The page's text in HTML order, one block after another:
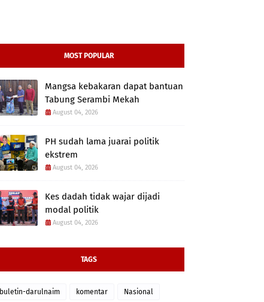
MOST POPULAR
Mangsa kebakaran dapat bantuan
Tabung Serambi Mekah
August 04, 2026
PH sudah lama juarai politik
ekstrem
August 04, 2026
Kes dadah tidak wajar dijadi
modal politik
August 04, 2026
TAGS
buletin-darulnaim komentar Nasional